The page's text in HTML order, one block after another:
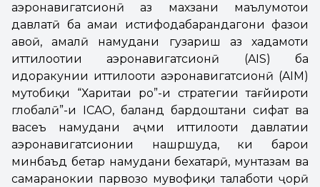
аэронавигатсионӣ аз махзани маълумотҳои
давлатӣ ба ҳамаи истифодабарандагони фазои
ҳавоӣ, амалӣ намудани гузариш аз хадамоти
иттилоотии аэронавигатсионӣ (AIS) ба
идоракунии иттилооти аэронавигатсионӣ (AIM)
мутобиқи “Харитаи роҳ”-и стратегии тағйироти
глобалӣ”-и ICAO, баланд бардоштани сифат ва
васеъ намудани ҳаҷми иттилооти давлатии
аэронавигатсионии нашршуда, ки барои
минбаъд беҳтар намудани бехатарӣ, мунтазам ва
самаранокии парвозҳо мувофиқи талаботи ҷорӣ